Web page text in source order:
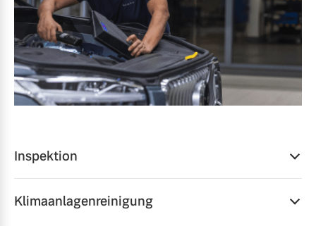
Inspektion
Qualitätsversprechen, das Leistung, Sicherheit und
Klimaanlagenreinigung